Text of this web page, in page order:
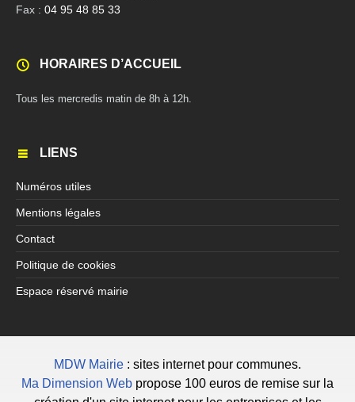
Fax : 04 95 48 85 33
HORAIRES D’ACCUEIL
Tous les mercredis matin de 8h à 12h.
LIENS
Numéros utiles
Mentions légales
Contact
Politique de cookies
Espace réservé mairie
MDW Mairie : sites internet pour communes.
Ma Dimension Web propose 100 euros de remise sur la